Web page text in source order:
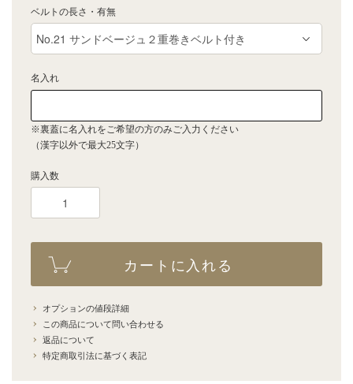
ベルトの長さ・有無
名入れ
※裏蓋に名入れをご希望の方のみご入力ください
（漢字以外で最大25文字）
購入数
カートに入れる
オプションの値段詳細
この商品について問い合わせる
返品について
特定商取引法に基づく表記